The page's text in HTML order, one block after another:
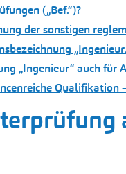
(„Bef.“)?
der sonstigen
„Ingenieur“ auch